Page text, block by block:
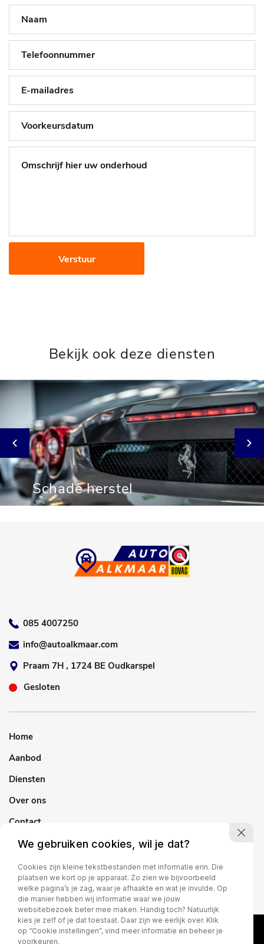
Verstuur
Bekijk ook deze diensten
Schade herstel
085 4007250
info@autoalkmaar.com
Praam 7H , 1724 BE Oudkarspel
Gesloten
Home
Aanbod
Diensten
Over ons
Contact
We gebruiken cookies, wil je dat?
Cookies zijn kleine tekstbestanden met informatie erin. Die
plaatsen we kort op je apparaat. Zo zien we bijvoorbeeld
welke pagina’s je zag, waar je afhaakte en wat je invulde. Op
die manier hebben wij informatie waar we jouw
websitebezoek beter mee maken. Handig toch? Natuurlijk
kies je zelf of je dat toestaat. Daar zijn we eerlijk over. Klik
op “Cookie instellingen”, vind meer informatie en beheer je
voorkeuren.